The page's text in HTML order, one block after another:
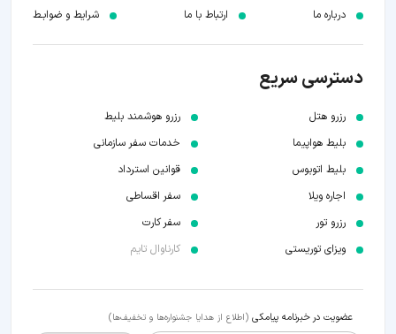
درباره ما ارتباط با ما شرایط و ضوابـط
دسترسی سریع
رزرو هتل
بلیط هواپیما
بلیط اتوبوس
اجاره ویلا
رزرو تور
ویزای توریستی
رزرو هوشمند بلیط
خدمات سفر سازمانی
قوانین استرداد
سفر اقساطی
سفر کارت
کارناوال تایم
عضویت در خبرنامه پیامکی (اطلاع از هدایا جشنواره‌ها و تخفیف‌ها)